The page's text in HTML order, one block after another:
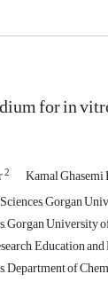
for in
2 Kamal Ghasemi
Gorgan
Gorgan
Education
Department of